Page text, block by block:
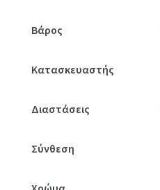
Βάρος
Κατασκευαστής
Διαστάσεις
Σύνθεση